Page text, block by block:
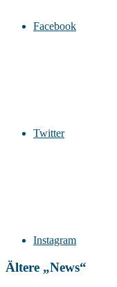
Facebook
Twitter
Instagram
Ältere „News“